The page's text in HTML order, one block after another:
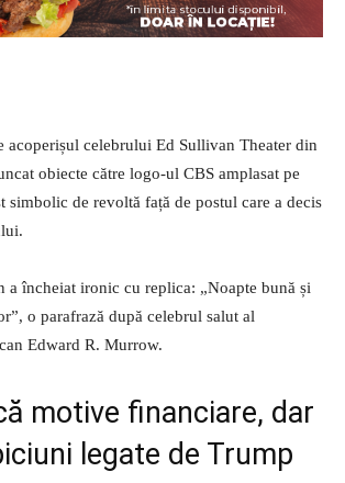
acoperișul celebrului Ed Sullivan Theater din
obiecte către logo-ul CBS amplasat pe
simbolic de revoltă față de postul care a decis
a încheiat ironic cu replica: „Noapte bună și
o parafrază după celebrul salut al
Edward R. Murrow.
motive financiare, dar
legate de Trump